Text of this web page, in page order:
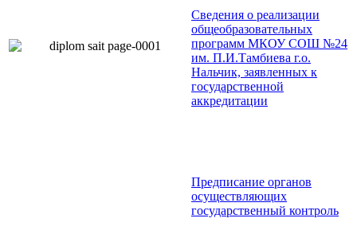
Сведения о реализации
общеобразовательных
программ МКОУ СОШ №24
им. П.И.Тамбиева г.о.
Нальчик, заявленных к
государственной
аккредитации
Предписание органов
осуществляющих
государственный контроль